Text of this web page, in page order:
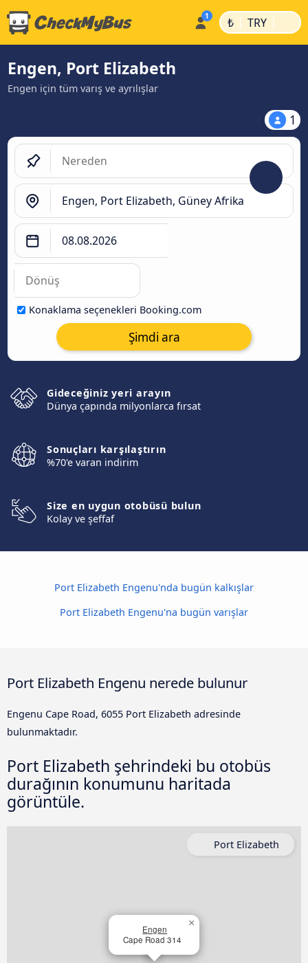
₺ | TRY |
Engen, Port Elizabeth
Engen için tüm varış ve ayrılışlar
1
Konaklama seçenekleri Booking.com
Şimdi ara
Gideceğiniz yeri arayın
Dünya çapında milyonlarca fırsat
Sonuçları karşılaştırın
%70'e varan indirim
Size en uygun otobüsü bulun
Kolay ve şeffaf
Port Elizabeth Engenu'nda bugün kalkışlar
Port Elizabeth Engenu'na bugün varışlar
Port Elizabeth Engenu nerede bulunur
Engenu Cape Road, 6055 Port Elizabeth adresinde
bulunmaktadır.
Port Elizabeth şehrindeki bu otobüs
durağının konumunu haritada
görüntüle.
Engen
Cape Road 314
×
Port Elizabeth